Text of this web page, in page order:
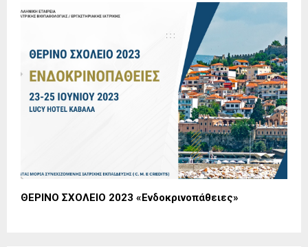
ΘΕΡΙΝΟ ΣΧΟΛΕΙΟ 2023 «Ενδοκρινοπάθειες»